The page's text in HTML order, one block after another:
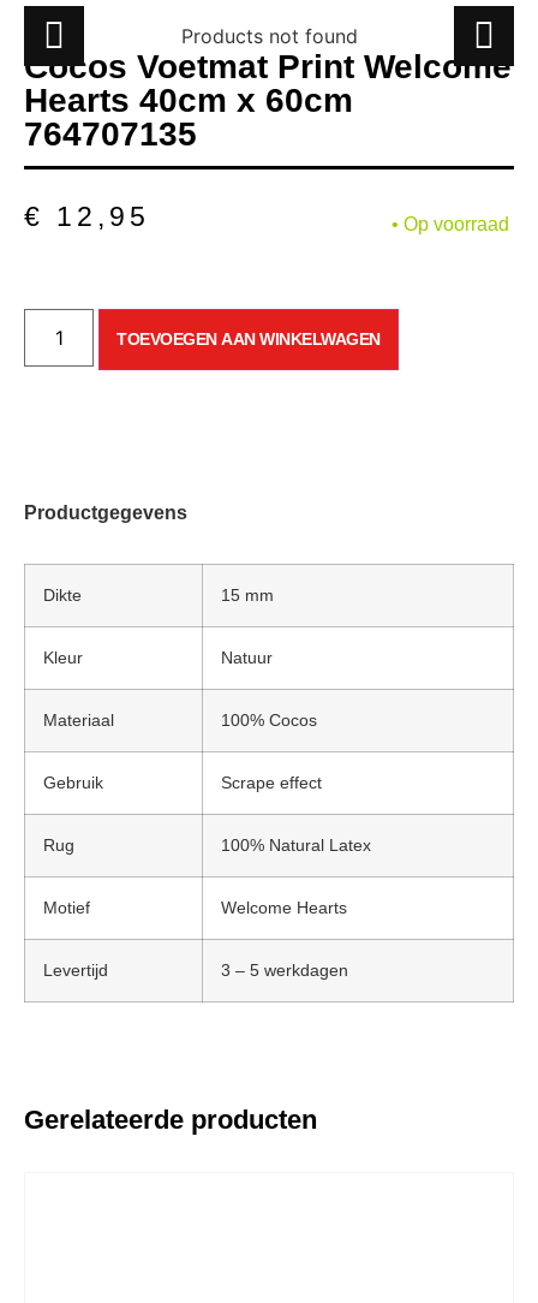
Products not found
Cocos Voetmat Print Welcome
Hearts 40cm x 60cm
764707135
€ 12,95 • Op voorraad
TOEVOEGEN AAN WINKELWAGEN
Productgegevens
Dikte 15 mm
Kleur Natuur
Materiaal 100% Cocos
Gebruik Scrape effect
Rug 100% Natural Latex
Motief Welcome Hearts
Levertijd 3 – 5 werkdagen
Gerelateerde producten